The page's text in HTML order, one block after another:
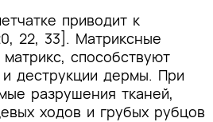
приводит к
22, 33]. Матриксные
способствуют
деструкции дермы. При
разрушения тканей,
ходов и грубых рубцов